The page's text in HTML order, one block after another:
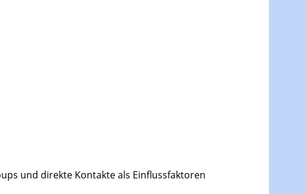
und direkte Kontakte als Einflussfaktoren